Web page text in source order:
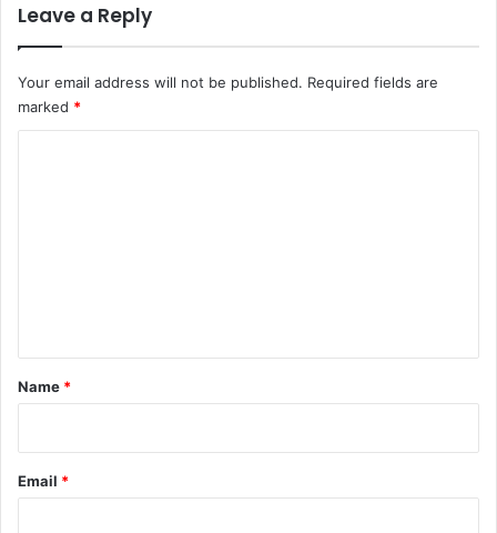
Leave a Reply
Your email address will not be published. Required fields are
marked *
*
Name *
Email *